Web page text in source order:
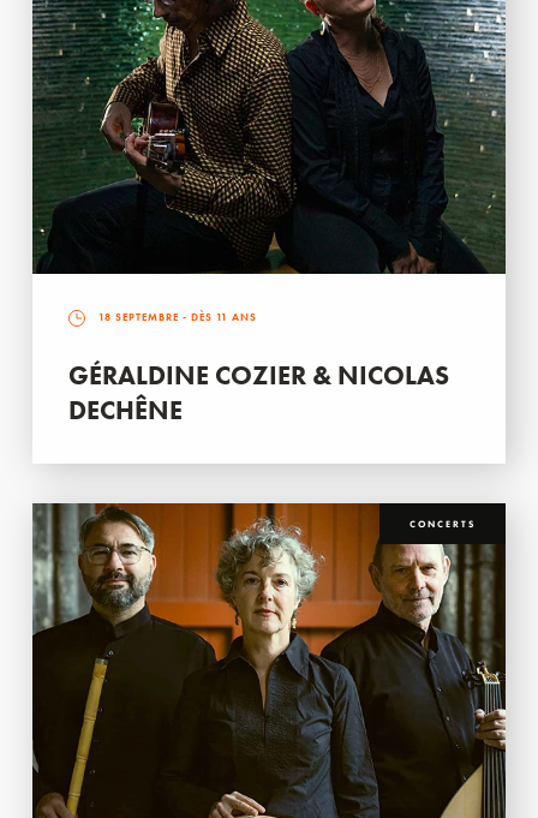
18 SEPTEMBRE - DÈS 11 ANS
GÉRALDINE COZIER & NICOLAS
DECHÊNE
CONCERTS